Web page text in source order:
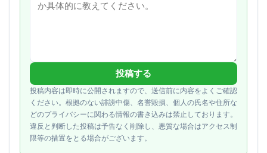
投稿する
投稿内容は即時に公開されますので、送信前に内容をよくご確認
ください。根拠のない誹謗中傷、名誉毀損、個人の氏名や住所な
どのプライバシーに関わる情報の書き込みは禁止しております。
違反と判断した投稿は予告なく削除し、悪質な場合はアクセス制
限等の措置をとる場合がございます。